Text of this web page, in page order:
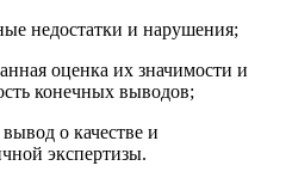
недостатки и нарушения;
оценка их значимости и
конечных выводов;
о качестве и
экспертизы.